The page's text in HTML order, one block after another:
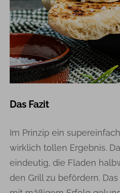
Das Fazit
Im Prinzip ein
wirklich tollen Ergebnis.
eindeutig, die Fladen
den Grill zu befördern.